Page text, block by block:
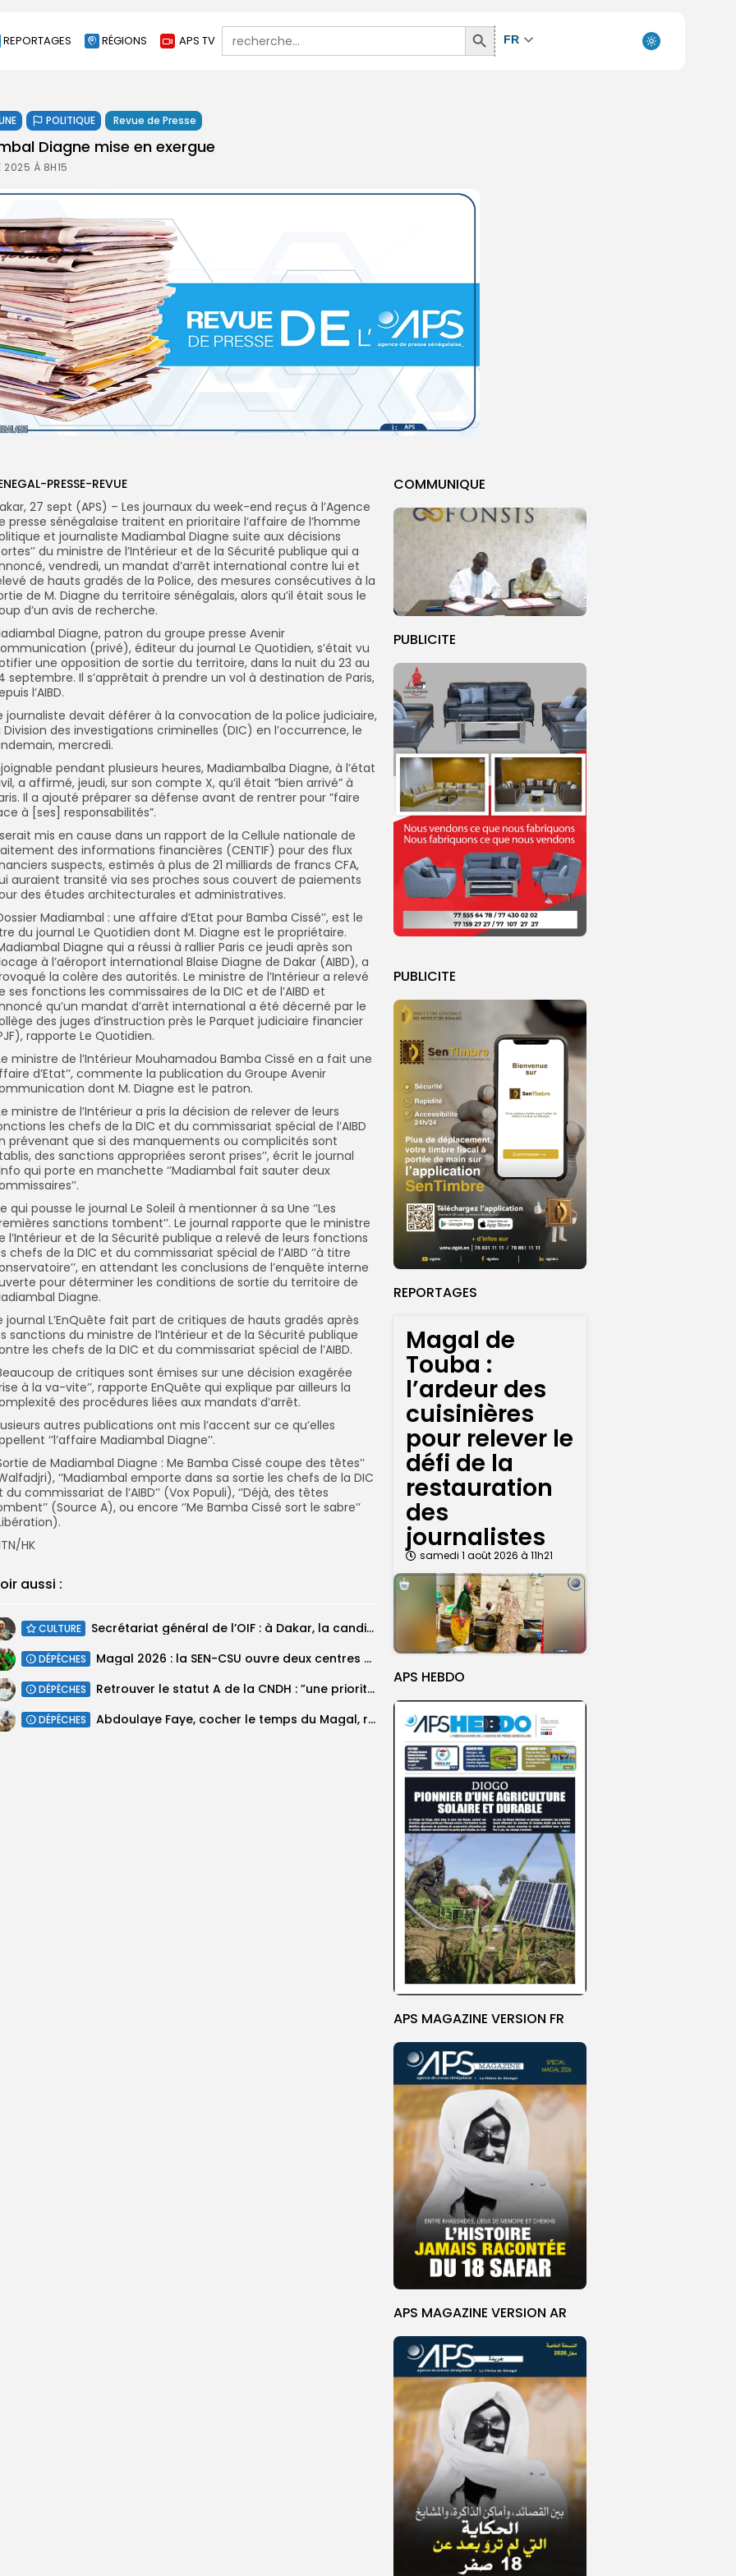
REPORTAGES RÉGIONS APS TV
Search
for:
Search
Button
FR
POLITIQUE Revue de Presse
Diagne mise en exergue
2025 À 8H15
COMMUNIQUE
PUBLICITE
PUBLICITE
REPORTAGES
Magal de
Touba :
l’ardeur des
cuisinières
pour relever le
défi de la
restauration
des
journalistes
samedi 1 août 2026 à 11h21
APS HEBDO
APS MAGAZINE VERSION FR
APS MAGAZINE VERSION AR
PRESSE-REVUE
27 sept (APS) – Les journaux du week-end reçus à l’Agence
presse sénégalaise traitent en prioritaire l’affaire de l’homme
et journaliste Madiambal Diagne suite aux décisions
du ministre de l’Intérieur et de la Sécurité publique qui a
vendredi, un mandat d’arrêt international contre lui et
de hauts gradés de la Police, des mesures consécutives à la
de M. Diagne du territoire sénégalais, alors qu’il était sous le
d’un avis de recherche.
Diagne, patron du groupe presse Avenir
(privé), éditeur du journal Le Quotidien, s’était vu
une opposition de sortie du territoire, dans la nuit du 23 au
septembre. Il s’apprêtait à prendre un vol à destination de Paris,
l’AIBD.
journaliste devait déférer à la convocation de la police judiciaire,
Division des investigations criminelles (DIC) en l’occurrence, le
mercredi.
pendant plusieurs heures, Madiambalba Diagne, à l’état
a affirmé, jeudi, sur son compte X, qu’il était ”bien arrivé” à
Il a ajouté préparer sa défense avant de rentrer pour ”faire
à [ses] responsabilités”.
mis en cause dans un rapport de la Cellule nationale de
des informations financières (CENTIF) pour des flux
suspects, estimés à plus de 21 milliards de francs CFA,
auraient transité via ses proches sous couvert de paiements
des études architecturales et administratives.
Madiambal : une affaire d’Etat pour Bamba Cissé’’, est le
du journal Le Quotidien dont M. Diagne est le propriétaire.
Diagne qui a réussi à rallier Paris ce jeudi après son
à l’aéroport international Blaise Diagne de Dakar (AIBD), a
la colère des autorités. Le ministre de l’Intérieur a relevé
ses fonctions les commissaires de la DIC et de l’AIBD et
qu’un mandat d’arrêt international a été décerné par le
des juges d’instruction près le Parquet judiciaire financier
rapporte Le Quotidien.
ministre de l’Intérieur Mouhamadou Bamba Cissé en a fait une
d’Etat’’, commente la publication du Groupe Avenir
dont M. Diagne est le patron.
ministre de l’Intérieur a pris la décision de relever de leurs
les chefs de la DIC et du commissariat spécial de l’AIBD
prévenant que si des manquements ou complicités sont
des sanctions appropriées seront prises’’, écrit le journal
qui porte en manchette ‘’Madiambal fait sauter deux
qui pousse le journal Le Soleil à mentionner à sa Une ‘’Les
sanctions tombent’’. Le journal rapporte que le ministre
l’Intérieur et de la Sécurité publique a relevé de leurs fonctions
chefs de la DIC et du commissariat spécial de l’AIBD ‘’à titre
en attendant les conclusions de l’enquête interne
pour déterminer les conditions de sortie du territoire de
Diagne.
journal L’EnQuête fait part de critiques de hauts gradés après
sanctions du ministre de l’Intérieur et de la Sécurité publique
les chefs de la DIC et du commissariat spécial de l’AIBD.
de critiques sont émises sur une décision exagérée
à la va-vite’’, rapporte EnQuête qui explique par ailleurs la
des procédures liées aux mandats d’arrêt.
autres publications ont mis l’accent sur ce qu’elles
‘’l’affaire Madiambal Diagne’’.
de Madiambal Diagne : Me Bamba Cissé coupe des têtes’’
‘’Madiambal emporte dans sa sortie les chefs de la DIC
du commissariat de l’AIBD’’ (Vox Populi), ‘’Déjà, des têtes
(Source A), ou encore ‘’Me Bamba Cissé sort le sabre’’
HK
aussi :
CULTURE Secrétariat général de l’OIF : à Dakar, la candidate Coumba Bâ, décline...
DÉPÊCHES Magal 2026 : la SEN-CSU ouvre deux centres d’enrôlement à Touba
DÉPÊCHES Retrouver le statut A de la CNDH : ”une priorité nationale”, selon...
DÉPÊCHES Abdoulaye Faye, cocher le temps du Magal, rêve d’un lendemain meilleur